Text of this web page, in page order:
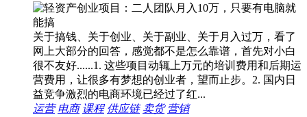
关于搞钱、关于创业、关于副业、关于月入过万，看了
网上大部分的回答，感觉都不是怎么靠谱，首先对小白
很不友好......1. 这些项目动辄上万元的培训费用和后期运
营费用，让很多有梦想的创业者，望而止步。2. 国内日
益竞争激烈的电商环境已经过了红...
运营 电商 课程 供应链 卖货 营销